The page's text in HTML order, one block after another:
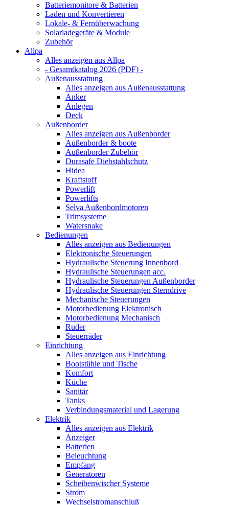
Batteriemonitore & Batterien
Laden und Konvertieren
Lokale- & Fernüberwachung
Solarladegeräte & Module
Zubehör
Allpa
Alles anzeigen aus Allpa
- Gesamtkatalog 2026 (PDF) -
Außenausstattung
Alles anzeigen aus Außenausstattung
Anker
Anlegen
Deck
Außenborder
Alles anzeigen aus Außenborder
Außenborder & boote
Außenborder Zubehör
Durasafe Diebstahlschutz
Hidea
Kraftstoff
Powerlift
Powerlifts
Selva Außenbordmotoren
Trimsysteme
Watersnake
Bedienungen
Alles anzeigen aus Bedienungen
Elektronische Steuerungen
Hydraulische Steuerung Innenbord
Hydraulische Steuerungen acc.
Hydraulische Steuerungen Außenborder
Hydraulische Steuerungen Sterndrive
Mechanische Steuerungen
Motorbedienung Elektronisch
Motorbedienung Mechanisch
Ruder
Steuerräder
Einrichtung
Alles anzeigen aus Einrichtung
Bootstühle und Tische
Komfort
Küche
Sanitär
Tanks
Verbindungsmaterial und Lagerung
Elektrik
Alles anzeigen aus Elektrik
Anzeiger
Batterien
Beleuchtung
Empfang
Generatoren
Scheibenwischer Systeme
Strom
Wechselstromanschluß